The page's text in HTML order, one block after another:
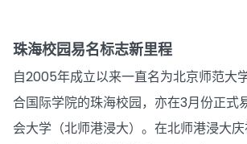
珠海校园易名标志新里程
自2005年成立以来一直名为北京师范大
合国际学院的珠海校园，亦在3月份正式
会大学（北师港浸大）。在北师港浸大